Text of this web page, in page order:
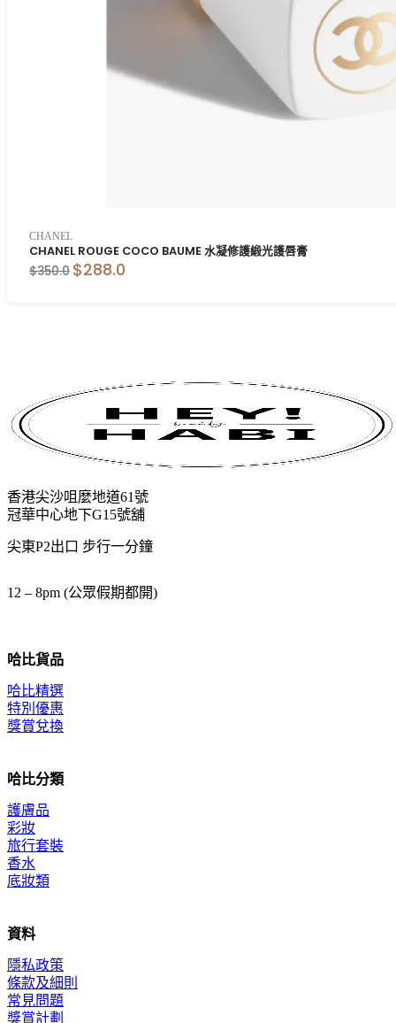
CHANEL
CHANEL ROUGE COCO BAUME 水凝修護緞光護唇膏
$350.0 $288.0
哈比貨品
哈比精選
特別優惠
獎賞兌換
哈比分類
護膚品
彩妝
旅行套裝
香水
底妝類
資料
隱私政策
條款及細則
常見問題
獎賞計劃
香港尖沙咀麼地道61號
冠華中心地下G15號舖
尖東P2出口 步行一分鐘
12 – 8pm (公眾假期都開)